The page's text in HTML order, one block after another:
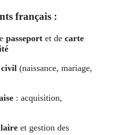
français :
passeport et de carte
(naissance, mariage,
: acquisition,
et gestion des